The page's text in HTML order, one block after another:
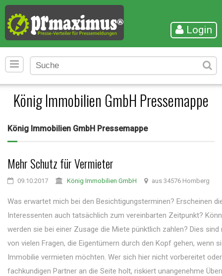
Login
König Immobilien GmbH Pressemappe
König Immobilien GmbH Pressemappe
Mehr Schutz für Vermieter
09.10.2017 König Immobilien GmbH aus 34576 Homberg
Was erwartet mich bei den Besichtigungsterminen? Erscheinen
Interessenten auch tatsächlich zum vereinbarten Zeitpunkt?
werden sie bei einer Zusage die Miete pünktlich zahlen? Dies sind
von vielen Fragen, die Eigentümern durch den Kopf gehen, wenn
Immobilie vermieten möchten. Wer sich hier nicht vorbereitet
fachkundigen Partner an die Seite holt, riskiert unangenehme